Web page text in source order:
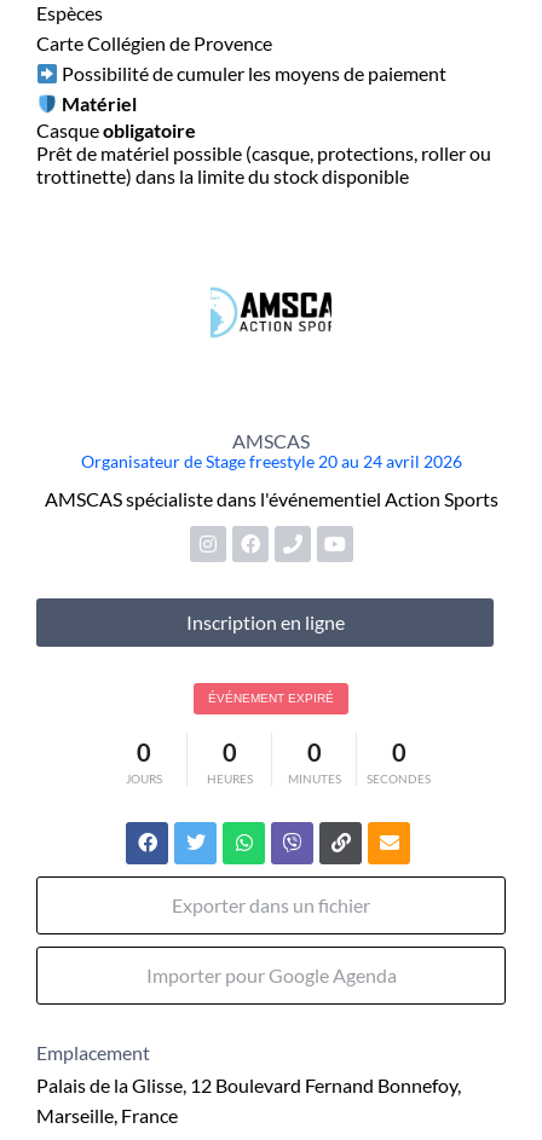
Espèces
Carte Collégien de Provence
Possibilité de cumuler les moyens de paiement
Matériel
Casqueobligatoire
Prêt de matériel possible (casque, protections, roller ou
trottinette) dans la limite du stock disponible
AMSCAS
Organisateur de Stage freestyle 20 au 24 avril 2026
AMSCAS spécialiste dans l'événementiel Action Sports
Inscription en ligne
ÉVÉNEMENT EXPIRÉ
0
JOURS
0
HEURES
0
MINUTES
0
SECONDES
Exporter dans un fichier
Importer pour Google Agenda
Emplacement
Palais de la Glisse, 12 Boulevard Fernand Bonnefoy,
Marseille, France